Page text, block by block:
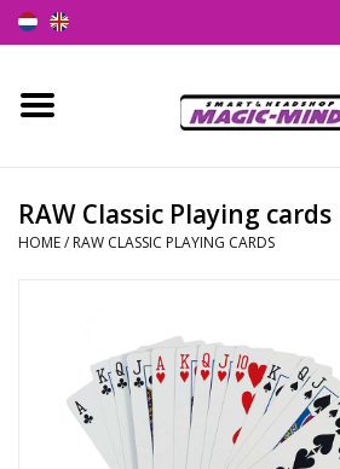
Home
Smartshop
SEEDSHOP
Health Supplies
RAW Classic Playing cards
HOME/ RAW CLASSIC PLAYING CARDS